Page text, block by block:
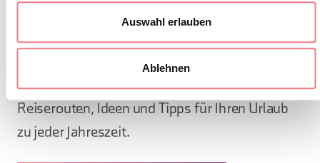
Auswahl erlauben
Ablehnen
KONTAKT
Abonnieren Sie den Newsletter der Belluneser
Sie erhalten Nachrichten, Informationen,
Reiserouten, Ideen und Tipps für Ihren Urlaub
zu jeder Jahreszeit.